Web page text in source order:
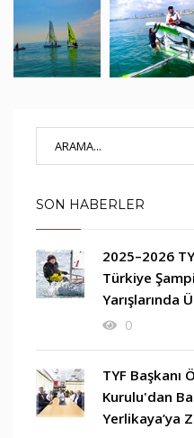
SON HABERLER
2025–2026
Türkiye
Yarışlarında
0
TYF Başkanı
Kurulu'dan
Yerlikaya’ya